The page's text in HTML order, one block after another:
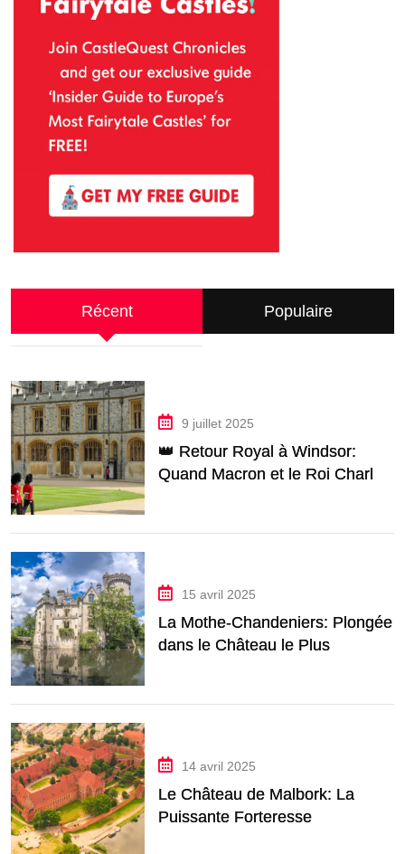
Récent Populaire
9 juillet 2025
👑 Retour Royal à Windsor:
Quand Macron et le Roi Charles
15 avril 2025
La Mothe-Chandeniers: Plongée
dans le Château le Plus
14 avril 2025
Le Château de Malbork: La
Puissante Forteresse